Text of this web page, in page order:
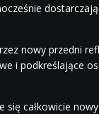
nowy przedni
i podkreślające
całkowicie